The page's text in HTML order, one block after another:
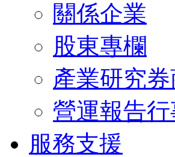
關係企業
股東專欄
產業研究
營運報告
服務支援